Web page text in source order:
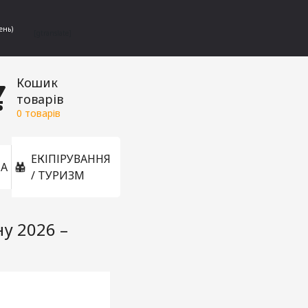
Кошик
товарів
0 товарів
ЕКІПІРУВАННЯ
/ ТУРИЗМ
2026 –